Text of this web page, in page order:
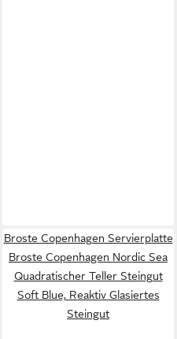
Broste Copenhagen Servierplatte
Broste Copenhagen Nordic Sea
Quadratischer Teller Steingut
Soft Blue, Reaktiv Glasiertes
Steingut